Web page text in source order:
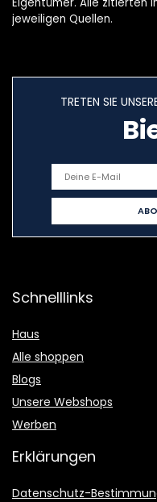
jeweiligen Quellen.
TRETEN SIE
Schnelllinks
Haus
Alle shoppen
Blogs
Unsere Webshops
Werben
Erklärungen
Datenschutz-